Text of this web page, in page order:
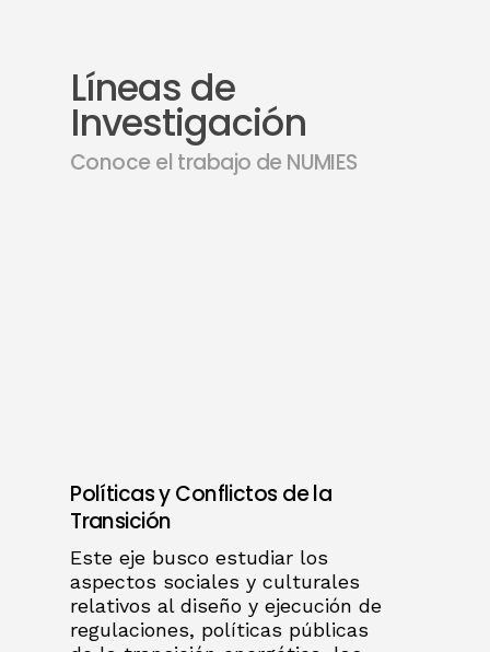
Líneas de
Investigación
Conoce el trabajo de NUMIES
Políticas y Conflictos de la
Transición
Este eje busco estudiar los
aspectos sociales y culturales
relativos al diseño y ejecución de
regulaciones, políticas públicas